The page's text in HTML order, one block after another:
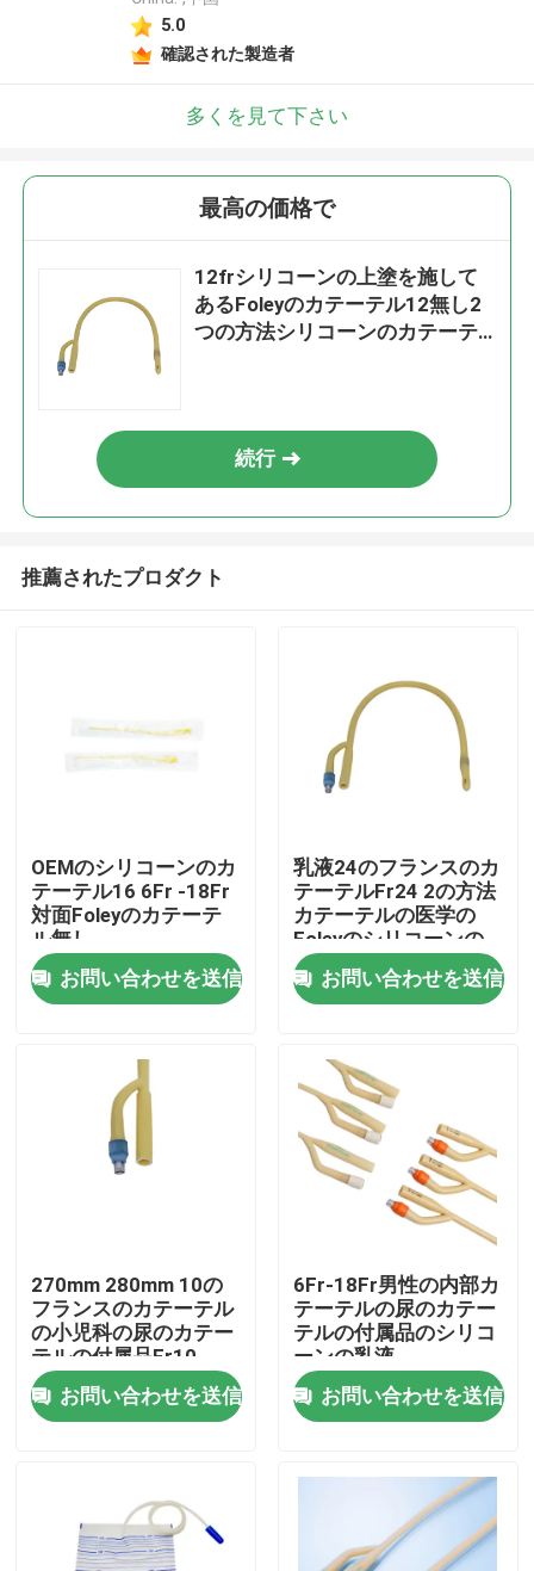
ホーム
製品
会社案内
品質管理
見積依頼
医学のシリコーン ゴム
ゴム製 スポイトのプランジャー
5.0
確認された製造者
多くを見て下さい
最高の価格で
12frシリコーンの上塗を施して
あるFoleyのカテーテル12無し2
つの方法シリコーンのカテーテ
続行
推薦されたプロダクト
OEMのシリコーンのカ
テーテル16 6Fr -18Fr
対面Foleyのカテーテ
ル無し
お問い合わせを送信
乳液24のフランスのカ
テーテルFr24 2の方法
カテーテルの医学の
Foleyのシリコーンの
カテーテル
お問い合わせを送信
270mm 280mm 10の
フランスのカテーテル
の小児科の尿のカテー
テルの付属品Fr10
お問い合わせを送信
6Fr-18Fr男性の内部カ
テーテルの尿のカテー
テルの付属品のシリコ
ーンの乳液
お問い合わせを送信